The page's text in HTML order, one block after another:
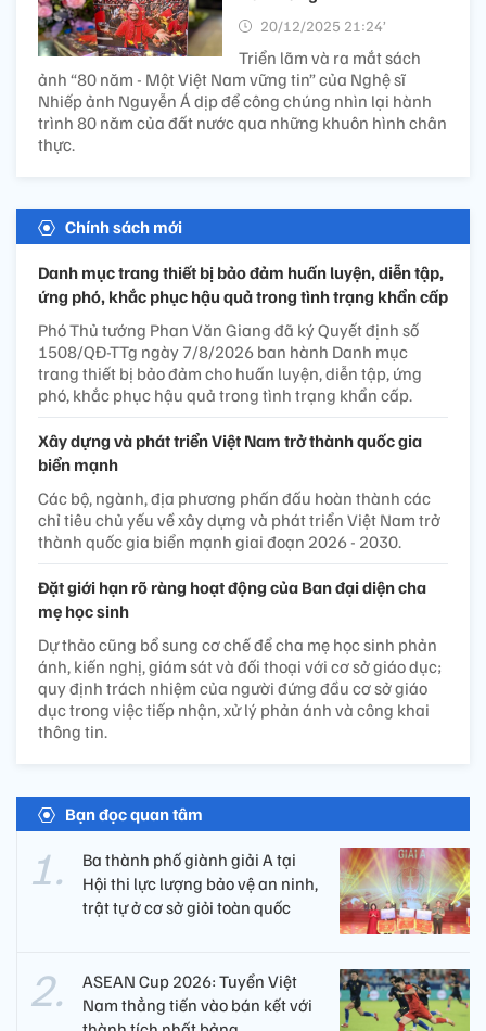
2025
20/12/2025 22:29’
Đêm hội là điểm nhấn quan
trọng trong chuỗi hoạt động của Lễ hội Cồng chiêng
Đông Nam Á năm 2025 mà tỉnh Lâm Đồng tổ chức.
Nam vững tin”
20/12/2025 21:24’
Triển lãm và ra mắt sách
ảnh “80 năm - Một Việt Nam vững tin” của Nghệ sĩ
Nhiếp ảnh Nguyễn Á dịp để công chúng nhìn lại hành
trình 80 năm của đất nước qua những khuôn hình chân
thực.
Chính sách mới
Danh mục trang thiết bị bảo đảm huấn luyện, diễn tập,
ứng phó, khắc phục hậu quả trong tình trạng khẩn cấp
Phó Thủ tướng Phan Văn Giang đã ký Quyết định số
1508/QĐ-TTg ngày 7/8/2026 ban hành Danh mục
trang thiết bị bảo đảm cho huấn luyện, diễn tập, ứng
phó, khắc phục hậu quả trong tình trạng khẩn cấp.
Xây dựng và phát triển Việt Nam trở thành quốc gia
biển mạnh
thành quốc gia biển mạnh giai đoạn 2026 - 2030.
mẹ học sinh
Dự thảo cũng bổ sung cơ chế để cha mẹ học sinh phản
ánh, kiến nghị, giám sát và đối thoại với cơ sở giáo dục;
quy định trách nhiệm của người đứng đầu cơ sở giáo
thông tin.